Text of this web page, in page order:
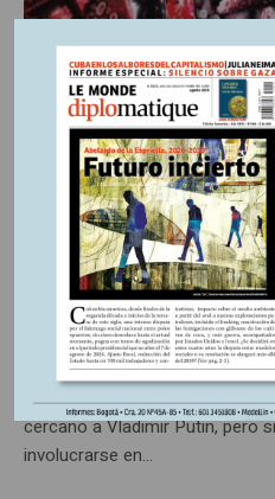
4 agosto, 2025 Escrito por:
En Edición Nº 257
El dilema de
Diferenciándose de la estéril
de izquierda Boris Kagarlitsky,
oposición a la guerra en
cambiar en el bloque de poder
postura de Washington,
cercano a Vladimir Putin, pero
involucrarse en...